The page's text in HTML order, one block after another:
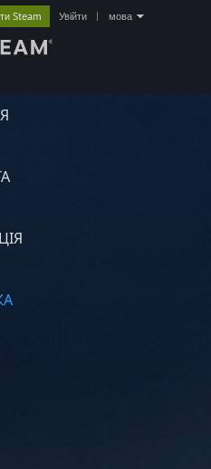
Steam Увійти мова